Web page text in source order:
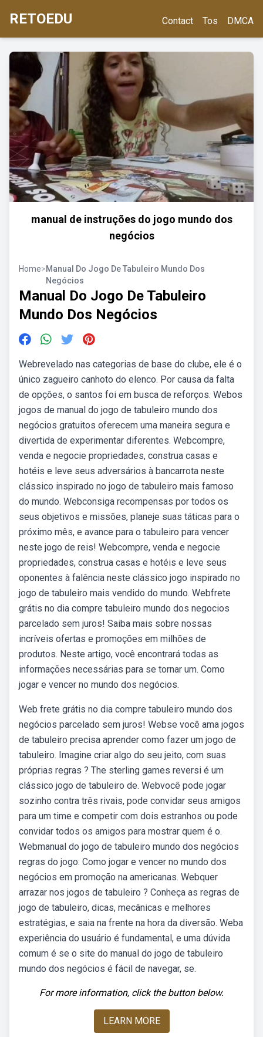
RETOEDU Contact Tos DMCA
manual de instruções do jogo mundo dos
negócios
Home>Manual Do Jogo De Tabuleiro Mundo Dos
Negócios
Manual Do Jogo De Tabuleiro
Mundo Dos Negócios
Webrevelado nas categorias de base do clube, ele é o
único zagueiro canhoto do elenco. Por causa da falta
de opções, o santos foi em busca de reforços. Webos
jogos de manual do jogo de tabuleiro mundo dos
negócios gratuitos oferecem uma maneira segura e
divertida de experimentar diferentes. Webcompre,
venda e negocie propriedades, construa casas e
hotéis e leve seus adversários à bancarrota neste
clássico inspirado no jogo de tabuleiro mais famoso
do mundo. Webconsiga recompensas por todos os
seus objetivos e missões, planeje suas táticas para o
próximo mês, e avance para o tabuleiro para vencer
neste jogo de reis! Webcompre, venda e negocie
propriedades, construa casas e hotéis e leve seus
oponentes à falência neste clássico jogo inspirado no
jogo de tabuleiro mais vendido do mundo. Webfrete
grátis no dia compre tabuleiro mundo dos negocios
parcelado sem juros! Saiba mais sobre nossas
incríveis ofertas e promoções em milhões de
produtos. Neste artigo, você encontrará todas as
informações necessárias para se tornar um. Como
jogar e vencer no mundo dos negócios.
Web frete grátis no dia compre tabuleiro mundo dos
negócios parcelado sem juros! Webse você ama jogos
de tabuleiro precisa aprender como fazer um jogo de
tabuleiro. Imagine criar algo do seu jeito, com suas
próprias regras ? The sterling games reversi é um
clássico jogo de tabuleiro de. Webvocê pode jogar
sozinho contra três rivais, pode convidar seus amigos
para um time e competir com dois estranhos ou pode
convidar todos os amigos para mostrar quem é o.
Webmanual do jogo de tabuleiro mundo dos negócios
regras do jogo: Como jogar e vencer no mundo dos
negócios em promoção na americanas. Webquer
arrazar nos jogos de tabuleiro ? Conheça as regras de
jogo de tabuleiro, dicas, mecânicas e melhores
estratégias, e saia na frente na hora da diversão. Weba
experiência do usuário é fundamental, e uma dúvida
comum é se o site do manual do jogo de tabuleiro
mundo dos negócios é fácil de navegar, se.
For more information, click the button below.
LEARN MORE